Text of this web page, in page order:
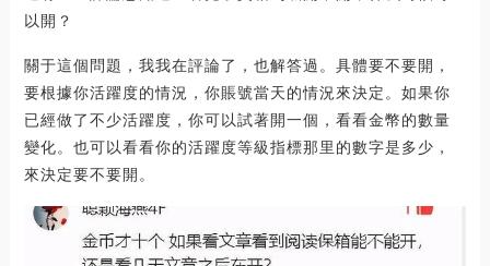
以開？
關于這個問題，我我在評論了，也解答過。具體要不要開，
要根據你活躍度的情況，你賬號當天的情況來決定。如果你
已經做了不少活躍度，你可以試著開一個，看看金幣的數量
變化。也可以看看你的活躍度等級指標那里的數字是多少，
來決定要不要開。